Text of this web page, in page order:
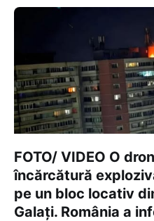
FOTO/ VIDEO O
încărcătură
pe un bloc locativ
Galați. România a